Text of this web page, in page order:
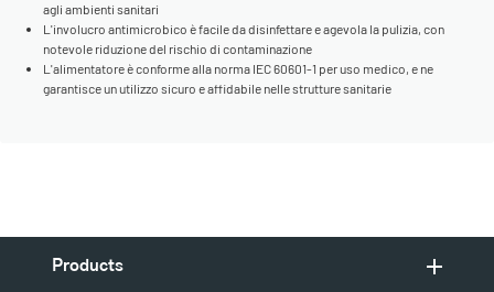
agli ambienti sanitari
L'involucro antimicrobico è facile da disinfettare e agevola la pulizia, con
notevole riduzione del rischio di contaminazione
L'alimentatore è conforme alla norma IEC 60601-1 per uso medico, e ne
garantisce un utilizzo sicuro e affidabile nelle strutture sanitarie
Products